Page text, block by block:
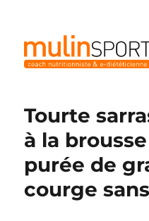
Tourte
à la
purée de
courge